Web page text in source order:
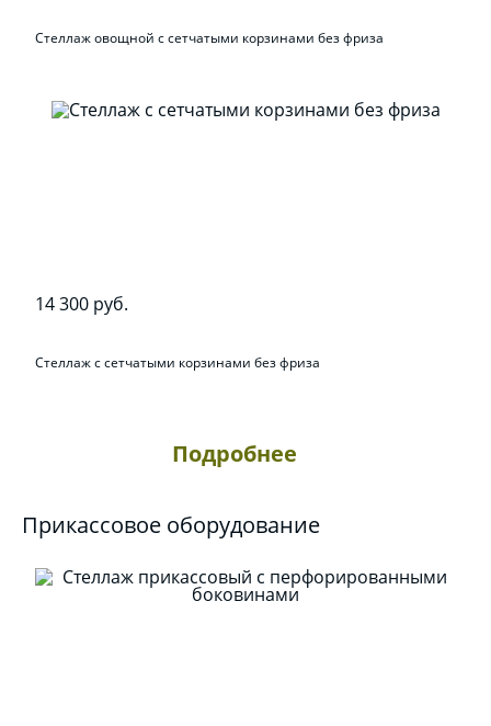
Подробнее
Стеллаж овощной с сетчатыми корзинами без фриза
14 300 руб.
Стеллаж с сетчатыми корзинами без фриза
Прикассовое оборудование